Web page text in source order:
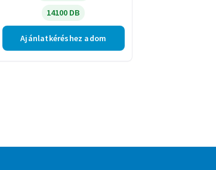
14100 DB
Ajánlatkéréshez adom